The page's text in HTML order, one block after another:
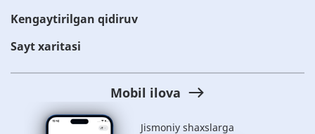
Kengaytirilgan qidiruv
Sayt xaritasi
Mobil ilova
Jismoniy shaxslarga